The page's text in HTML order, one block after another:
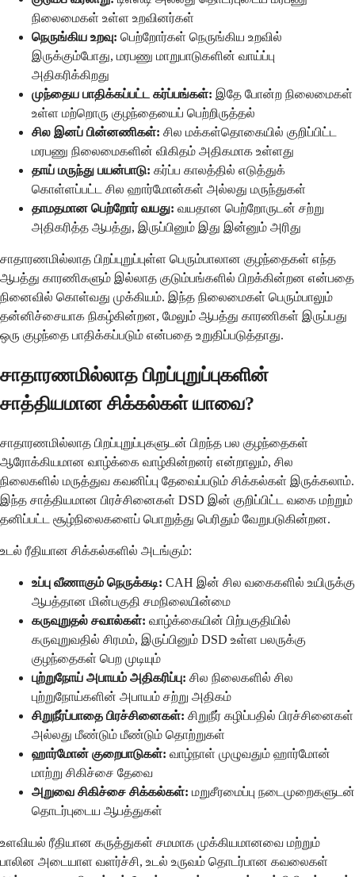
நிலைமைகள் உள்ள உறவினர்கள்
நெருங்கிய உறவு: பெற்றோர்கள் நெருங்கிய உறவில்
இருக்கும்போது, மரபணு மாறுபாடுகளின் வாய்ப்பு
அதிகரிக்கிறது
முந்தைய பாதிக்கப்பட்ட கர்ப்பங்கள்: இதே போன்ற நிலைமைகள்
உள்ள மற்றொரு குழந்தையைப் பெற்றிருத்தல்
சில இனப் பின்னணிகள்: சில மக்கள்தொகையில் குறிப்பிட்ட
மரபணு நிலைமைகளின் விகிதம் அதிகமாக உள்ளது
தாய் மருந்து பயன்பாடு: கர்ப்ப காலத்தில் எடுத்துக்
கொள்ளப்பட்ட சில ஹார்மோன்கள் அல்லது மருந்துகள்
தாமதமான பெற்றோர் வயது: வயதான பெற்றோருடன் சற்று
அதிகரித்த ஆபத்து, இருப்பினும் இது இன்னும் அரிது
சாதாரணமில்லாத பிறப்புறுப்புள்ள பெரும்பாலான குழந்தைகள் எந்த
ஆபத்து காரணிகளும் இல்லாத குடும்பங்களில் பிறக்கின்றன என்பதை
நினைவில் கொள்வது முக்கியம். இந்த நிலைமைகள் பெரும்பாலும்
தன்னிச்சையாக நிகழ்கின்றன, மேலும் ஆபத்து காரணிகள் இருப்பது
ஒரு குழந்தை பாதிக்கப்படும் என்பதை உறுதிப்படுத்தாது.
சாதாரணமில்லாத பிறப்புறுப்புகளின்
சாத்தியமான சிக்கல்கள் யாவை?
சாதாரணமில்லாத பிறப்புறுப்புகளுடன் பிறந்த பல குழந்தைகள்
ஆரோக்கியமான வாழ்க்கை வாழ்கின்றனர் என்றாலும், சில
நிலைகளில் மருத்துவ கவனிப்பு தேவைப்படும் சிக்கல்கள் இருக்கலாம்.
இந்த சாத்தியமான பிரச்சினைகள் DSD இன் குறிப்பிட்ட வகை மற்றும்
தனிப்பட்ட சூழ்நிலைகளைப் பொறுத்து பெரிதும் வேறுபடுகின்றன.
உடல் ரீதியான சிக்கல்களில் அடங்கும்:
உப்பு வீணாகும் நெருக்கடி: CAH இன் சில வகைகளில் உயிருக்கு
ஆபத்தான மின்பகுதி சமநிலையின்மை
கருவுறுதல் சவால்கள்: வாழ்க்கையின் பிற்பகுதியில்
கருவுறுவதில் சிரமம், இருப்பினும் DSD உள்ள பலருக்கு
குழந்தைகள் பெற முடியும்
புற்றுநோய் அபாயம் அதிகரிப்பு: சில நிலைகளில் சில
புற்றுநோய்களின் அபாயம் சற்று அதிகம்
சிறுநீர்ப்பாதை பிரச்சினைகள்: சிறுநீர் கழிப்பதில் பிரச்சினைகள்
அல்லது மீண்டும் மீண்டும் தொற்றுகள்
ஹார்மோன் குறைபாடுகள்: வாழ்நாள் முழுவதும் ஹார்மோன்
மாற்று சிகிச்சை தேவை
அறுவை சிகிச்சை சிக்கல்கள்: மறுசீரமைப்பு நடைமுறைகளுடன்
தொடர்புடைய ஆபத்துகள்
உளவியல் ரீதியான கருத்துகள் சமமாக முக்கியமானவை மற்றும்
பாலின அடையாள வளர்ச்சி, உடல் உருவம் தொடர்பான கவலைகள்